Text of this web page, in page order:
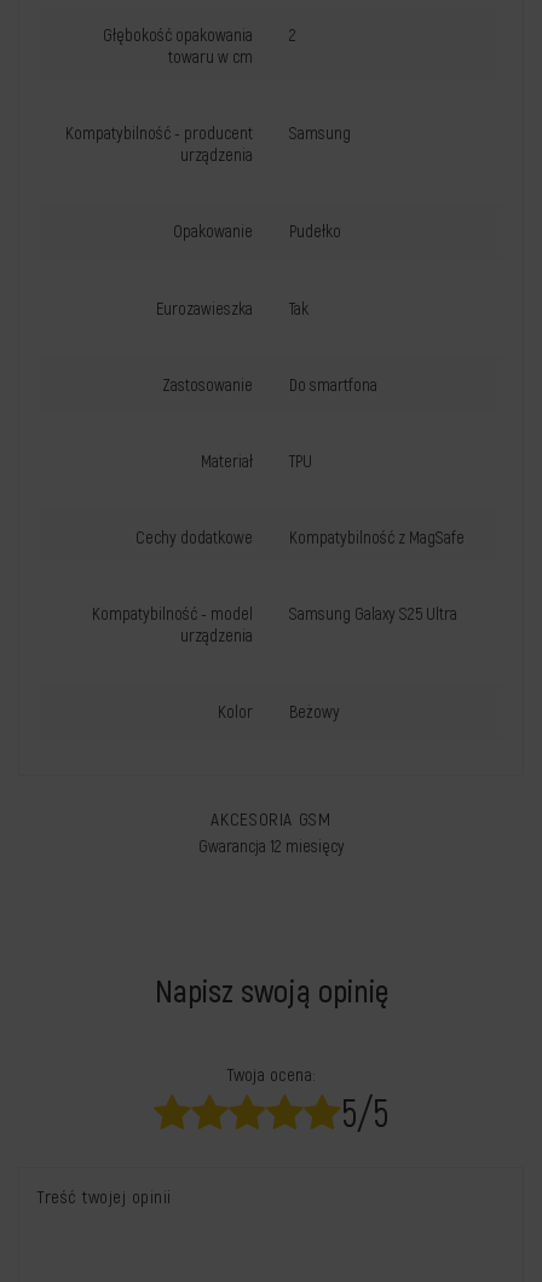
Głębokość opakowania
towaru w cm
2
Kompatybilność - producent
urządzenia
Samsung
Opakowanie Pudełko
Eurozawieszka Tak
Zastosowanie Do smartfona
Materiał TPU
Cechy dodatkowe Kompatybilność z MagSafe
Kompatybilność - model
urządzenia
Samsung Galaxy S25 Ultra
Kolor Beżowy
AKCESORIA GSM
Gwarancja 12 miesięcy
Napisz swoją opinię
Twoja ocena:
5/5
Treść twojej opinii